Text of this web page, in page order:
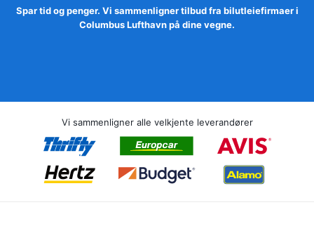
Spar tid og penger. Vi sammenligner tilbud fra bilutleiefirmaer i
Columbus Lufthavn på dine vegne.
Vi sammenligner alle velkjente leverandører